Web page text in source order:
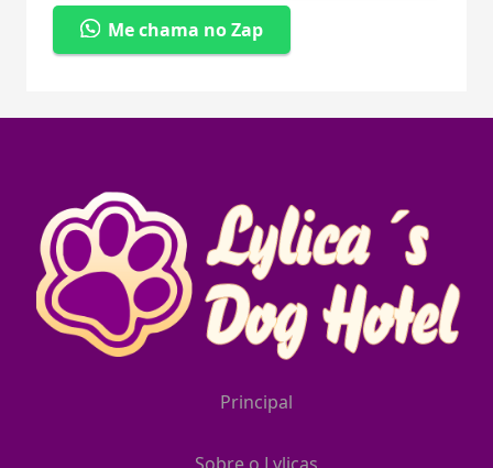
Me chama no Zap
Principal